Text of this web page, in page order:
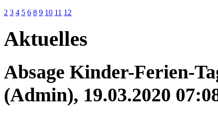
2 3 4 5 6 8 9 10 11 12
Aktuelles
Absage Kinder-Ferien-
(Admin), 19.03.2020